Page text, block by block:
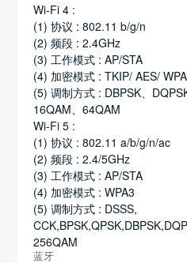
Wi-Fi 4 :
(1) 协议 : 802.11 b/g/n
(2) 频段 : 2.4GHz
(3) 工作模式 : AP/STA
(4) 加密模式 : TKIP/ AES/
(5) 调制方式 : DBPSK、
16QAM、64QAM
Wi-Fi 5 :
(1) 协议 : 802.11 a/b/g/n/ac
(2) 频段 : 2.4/5GHz
(3) 工作模式 : AP/STA
(4) 加密模式 : WPA3
(5) 调制方式 : DSSS,
256QAM
蓝牙